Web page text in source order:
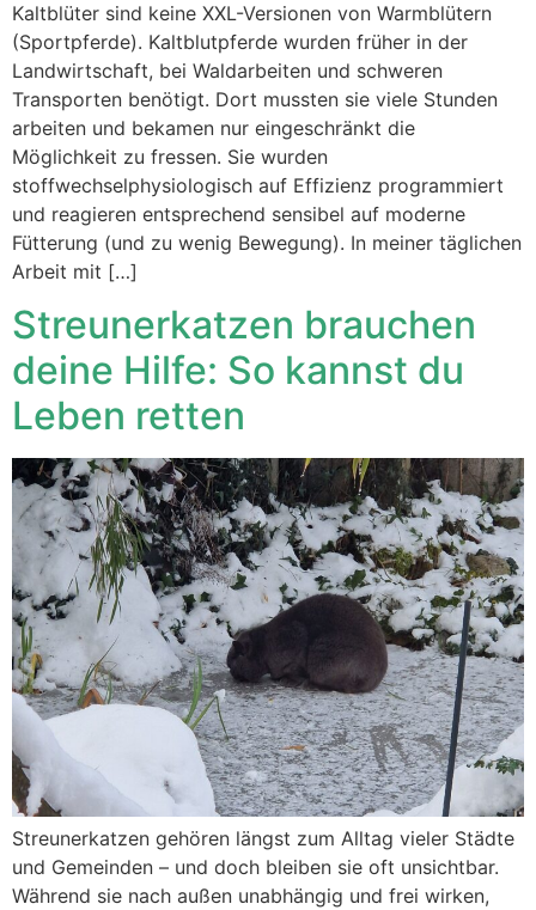
Kaltblüter sind keine XXL-Versionen von Warmblütern
(Sportpferde). Kaltblutpferde wurden früher in der
Landwirtschaft, bei Waldarbeiten und schweren
Transporten benötigt. Dort mussten sie viele Stunden
arbeiten und bekamen nur eingeschränkt die
Möglichkeit zu fressen. Sie wurden
stoffwechselphysiologisch auf Effizienz programmiert
und reagieren entsprechend sensibel auf moderne
Fütterung (und zu wenig Bewegung). In meiner täglichen
Arbeit mit […]
Streunerkatzen brauchen
deine Hilfe: So kannst du
Leben retten
Streunerkatzen gehören längst zum Alltag vieler Städte
und Gemeinden – und doch bleiben sie oft unsichtbar.
Während sie nach außen unabhängig und frei wirken,